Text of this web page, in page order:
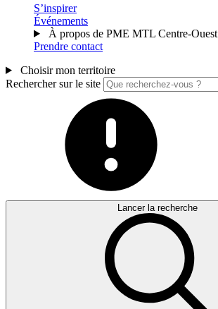
S’inspirer
Événements
À propos de PME MTL Centre-Ouest
Prendre contact
Choisir mon territoire
Rechercher sur le site
Lancer la recherche